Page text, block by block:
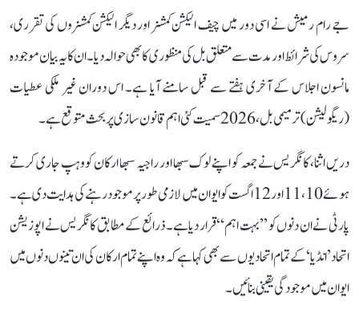
جے رام رمیش نے اسی دور میں چیف الیکشن کمشنر اور دیگر الیکشن کمشنروں کی تقرری،
سروس کی شرائط اور مدت سے متعلق بل کی منظوری کا بھی حوالہ دیا۔ ان کا یہ بیان موجودہ
مانسون اجلاس کے آخری ہفتے سے قبل سامنے آیا ہے۔ اس دوران غیر ملکی عطیات
(ریگولیشن) ترمیمی بل، 2026 سمیت کئی اہم قانون سازی پر بحث متوقع ہے۔
دریں اثنا، کانگریس نے جمعہ کو اپنے لوک سبھا اور راجیہ سبھا ارکان کو وہپ جاری کرتے
ہوئے 10، 11 اور 12 اگست کو ایوان میں لازمی طور پر موجود رہنے کی ہدایت دی ہے۔
پارٹی نے ان دنوں کو ’’بہت اہم‘‘ قرار دیا ہے۔ ذرائع کے مطابق کانگریس نے اپوزیشن
اتحاد ’انڈیا‘ کے تمام اتحادیوں سے بھی کہا ہے کہ وہ اپنے تمام ارکان کی ان تینوں دنوں میں
ایوان میں موجودگی یقینی بنائیں۔